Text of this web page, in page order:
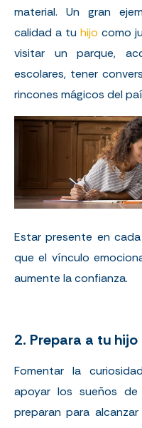
material. Un gran
calidad a tu hijo como
visitar un parque,
escolares, tener
rincones mágicos del
Estar presente en
que el vínculo
aumente la confianza.
2. Prepara a tu
Fomentar la
apoyar los sueños
preparan para